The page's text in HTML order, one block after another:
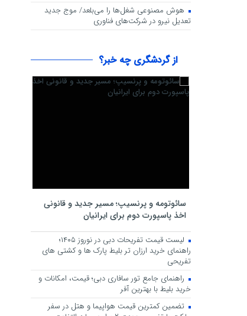
هوش مصنوعی شغل‌ها را می‌بلعد/ موج جدید
تعدیل نیرو در شرکت‌های فناوری
از گردشگری چه خبر؟
سائوتومه و پرنسیپ؛ مسیر جدید و قانونی
اخذ پاسپورت دوم برای ایرانیان
لیست قیمت تفریحات دبی در نوروز ۱۴۰۵؛
راهنمای خرید ارزان تر بلیط پارک ها و کشتی های
تفریحی
راهنمای جامع تور سافاری دبی؛ قیمت، امکانات و
خرید بلیط با بهترین آفر
تضمین کمترین قیمت هواپیما و هتل در سفر